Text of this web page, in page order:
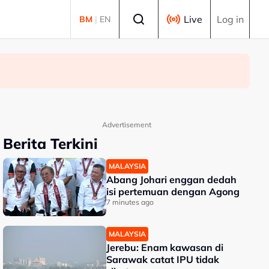
BM | EN Live Log in
Advertisement
Berita Terkini
MALAYSIA
Abang Johari enggan dedah
isi pertemuan dengan Agong
7 minutes ago
MALAYSIA
Jerebu: Enam kawasan di
Sarawak catat IPU tidak